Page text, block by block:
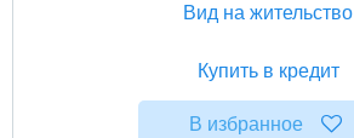
Вид на жительство
Купить в кредит
В избранное